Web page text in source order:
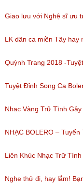
nghe: 193)
Giao lưu với Nghệ sĩ ưu
Bolero
(Lượt nghe: 80)
LK dân ca miền Tây
miền tây hay nhất
(Lượt nghe: 184)
Quỳnh Trang 2018 -
Của Quỳnh Trang 2018
(Lượt nghe: 155)
Tuyệt Đỉnh Song Ca
Bài Hát Song Ca Nhạc
(Lượt nghe: 218)
Nhạc Vàng Trữ Tình
Ca Thiên Quang Quỳnh
(Lượt nghe: 219)
NHẠC BOLERO –
Nhất / Tuyệt Đỉnh Bolero
(Lượt nghe: 99)
Liên Khúc Nhạc Trữ
Vàng Trữ Tình Hay Nhất
Nghe thử đi, hay lắm!